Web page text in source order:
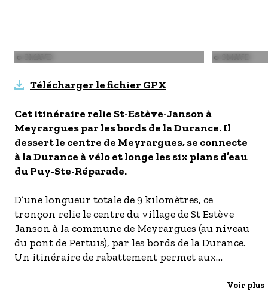
- Les établissements Accueil vélo
S'inscrire à nos newsletters
Image
© SMAVD Image
© SMAVD
Télécharger le fichier GPX
Cet itinéraire relie St-Estève-Janson à
Meyrargues par les bords de la Durance. Il
dessert le centre de Meyrargues, se connecte
à la Durance à vélo et longe les six plans d’eau
du Puy-Ste-Réparade.
D’une longueur totale de 9 kilomètres, ce
tronçon relie le centre du village de St Estève
Janson à la commune de Meyrargues (au niveau
du pont de Pertuis), par les bords de la Durance.
Un itinéraire de rabattement permet aux
d’échanges de Meyrargues depuis la vélorouteVoir plus